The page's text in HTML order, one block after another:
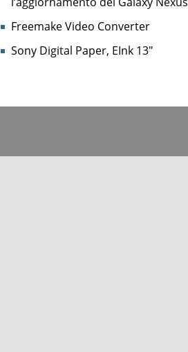
Freemake Video Converter
Sony Digital Paper, EInk 13″